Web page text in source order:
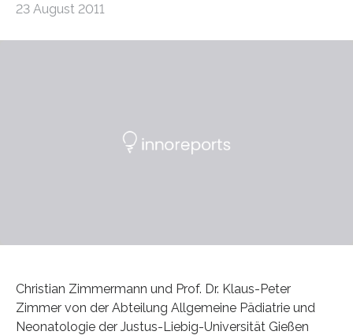
23 August 2011
Christian Zimmermann und Prof. Dr. Klaus-Peter
Zimmer von der Abteilung Allgemeine Pädiatrie und
Neonatologie der Justus-Liebig-Universität Gießen